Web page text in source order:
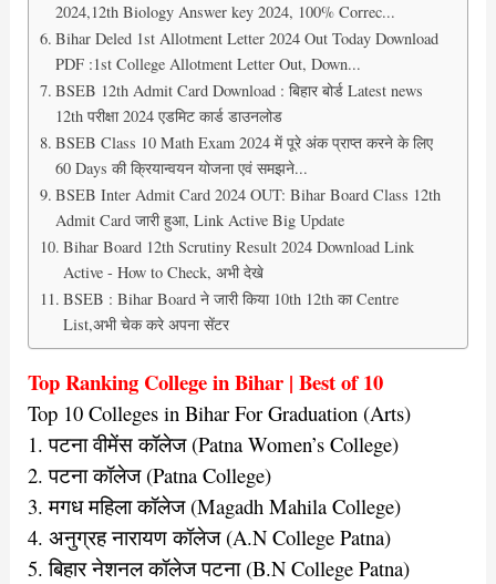
2024,12th Biology Answer key 2024, 100% Correc...
Bihar Deled 1st Allotment Letter 2024 Out Today Download
PDF :1st College Allotment Letter Out, Down...
BSEB 12th Admit Card Download : बिहार बोर्ड Latest news
12th परीक्षा 2024 एडमिट कार्ड डाउनलोड
BSEB Class 10 Math Exam 2024 में पूरे अंक प्राप्त करने के लिए
60 Days की क्रियान्वयन योजना एवं समझने...
BSEB Inter Admit Card 2024 OUT: Bihar Board Class 12th
Admit Card जारी हुआ, Link Active Big Update
Bihar Board 12th Scrutiny Result 2024 Download Link
Active - How to Check, अभी देखे
BSEB : Bihar Board ने जारी किया 10th 12th का Centre
List,अभी चेक करे अपना सेंटर
Top Ranking College in Bihar | Best of 10
Top 10 Colleges in Bihar For Graduation (Arts)
1. पटना वीमेंस कॉलेज (Patna Women’s College)
2. पटना कॉलेज (Patna College)
3. मगध महिला कॉलेज (Magadh Mahila College)
4. अनुग्रह नारायण कॉलेज (A.N College Patna)
5. बिहार नेशनल कॉलेज पटना (B.N College Patna)